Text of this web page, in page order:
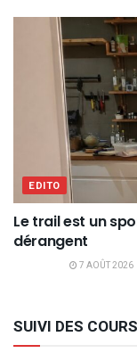
EDITO
Le trail est un
dérangent
7 AOÛT 2026
SUIVI DES